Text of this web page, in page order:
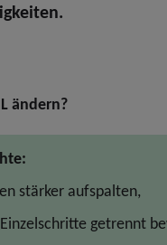
ändern?
stärker aufspalten,
getrennt